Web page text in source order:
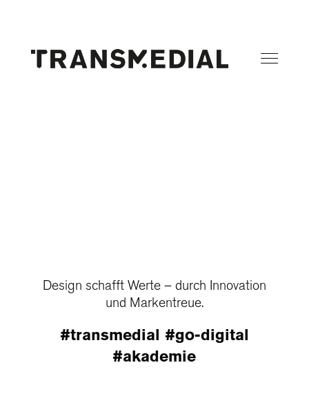
Design schafft Werte – durch Innovation
und Markentreue.
#transmedial #go-digital
#akademie